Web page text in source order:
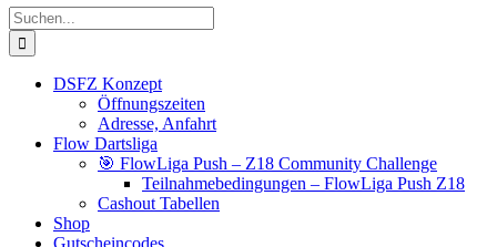
Suche
nach:
DSFZ Konzept
Öffnungszeiten
Adresse, Anfahrt
Flow Dartsliga
🎯 FlowLiga Push – Z18 Community Challenge
Teilnahmebedingungen – FlowLiga Push Z18
Cashout Tabellen
Shop
Gutscheincodes